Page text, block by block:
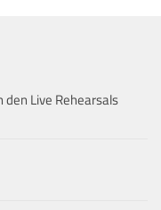
Live Rehearsals